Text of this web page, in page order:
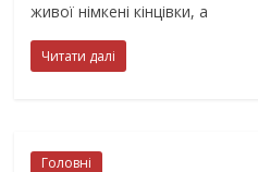
живої німкені кінцівки, а
Читати далі
Головні